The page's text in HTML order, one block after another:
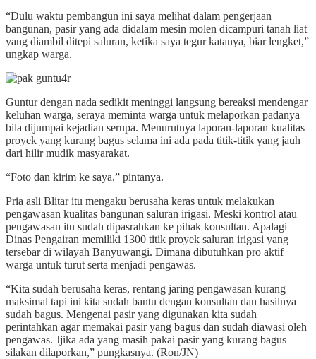
“Dulu waktu pembangun ini saya melihat dalam pengerjaan
bangunan, pasir yang ada didalam mesin molen dicampuri tanah liat
yang diambil ditepi saluran, ketika saya tegur katanya, biar lengket,”
ungkap warga.
Guntur dengan nada sedikit meninggi langsung bereaksi mendengar
keluhan warga, seraya meminta warga untuk melaporkan padanya
bila dijumpai kejadian serupa. Menurutnya laporan-laporan kualitas
proyek yang kurang bagus selama ini ada pada titik-titik yang jauh
dari hilir mudik masyarakat.
“Foto dan kirim ke saya,” pintanya.
Pria asli Blitar itu mengaku berusaha keras untuk melakukan
pengawasan kualitas bangunan saluran irigasi. Meski kontrol atau
pengawasan itu sudah dipasrahkan ke pihak konsultan. Apalagi
Dinas Pengairan memiliki 1300 titik proyek saluran irigasi yang
tersebar di wilayah Banyuwangi. Dimana dibutuhkan pro aktif
warga untuk turut serta menjadi pengawas.
“Kita sudah berusaha keras, rentang jaring pengawasan kurang
maksimal tapi ini kita sudah bantu dengan konsultan dan hasilnya
sudah bagus. Mengenai pasir yang digunakan kita sudah
perintahkan agar memakai pasir yang bagus dan sudah diawasi oleh
pengawas. Jjika ada yang masih pakai pasir yang kurang bagus
silakan dilaporkan,” pungkasnya. (Ron/JN)